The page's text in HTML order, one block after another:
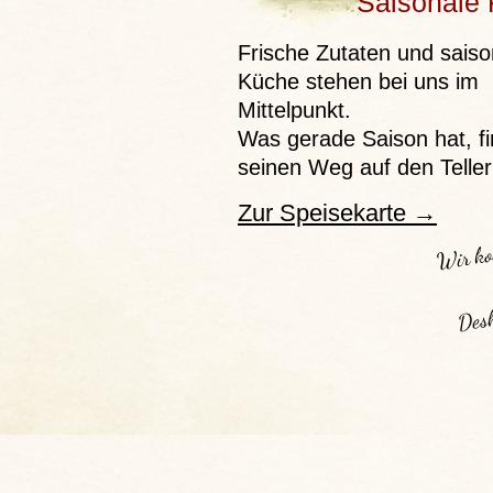
Frische Zutaten und
Küche stehen bei uns im
Mittelpunkt.
Was gerade Saison hat,
seinen Weg auf den Teller
Zur Speisekarte →Wir